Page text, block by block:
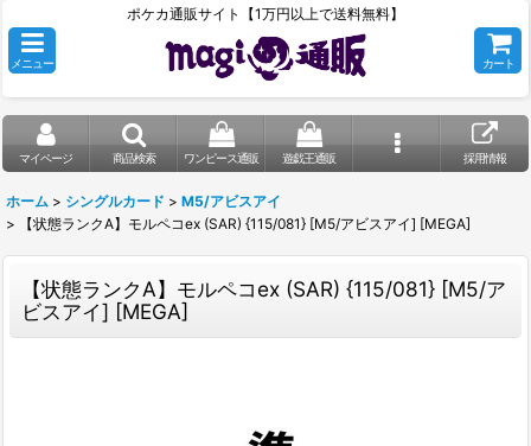
ポケカ通販サイト【1万円以上で送料無料】
メニュー カート
マイページ 商品検索 ワンピース通販 遊戯王通販 採用情報
ホーム > シングルカード > M5/アビスアイ
>
【状態ランクA】モルペコex (SAR) {115/081} [M5/アビスアイ] [MEGA]
【状態ランクA】モルペコex (SAR) {115/081} [M5/ア
ビスアイ] [MEGA]